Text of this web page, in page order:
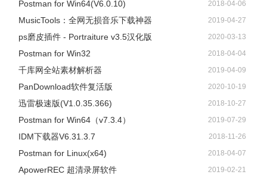
Postman for Win64(V6.0.10) 2018-04-06
​MusicTools：全网无损音乐下载神器 2019-04-27
ps磨皮插件 - Portraiture v3.5汉化版 2020-03-13
Postman for Win32 2018-04-04
千库网全站素材解析器 2019-04-09
PanDownload软件复活版 2020-10-19
迅雷极速版(V1.0.35.366) 2018-10-27
Postman for Win64（v7.3.4） 2019-07-29
IDM下载器V6.31.3.7 2018-11-26
Postman for Linux(x64) 2018-04-07
ApowerREC 超清录屏软件 2019-02-21